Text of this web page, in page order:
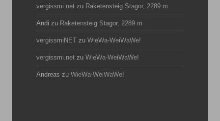
vergissmi.net zu Raketensteig Stagor, 2289 m
Andi zu Raketensteig Stagor, 2289 m
vergissmiNET zu WieWa-WeiWaWe!
vergissmi.net zu WieWa-WeiWaWe!
Andreas zu WieWa-WeiWaWe!